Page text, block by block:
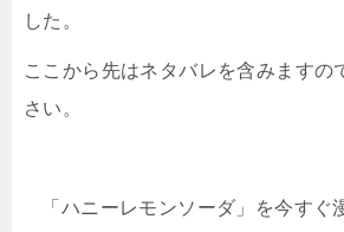
した。
ここから先はネタバレを含みますの
さい。
「ハニーレモンソーダ」を今すぐ